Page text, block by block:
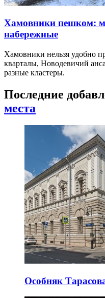
Хамовники пешком:
набережные
Хамовники нельзя удобно
кварталы, Новодевичий
разные кластеры.
Последние
места
Особняк